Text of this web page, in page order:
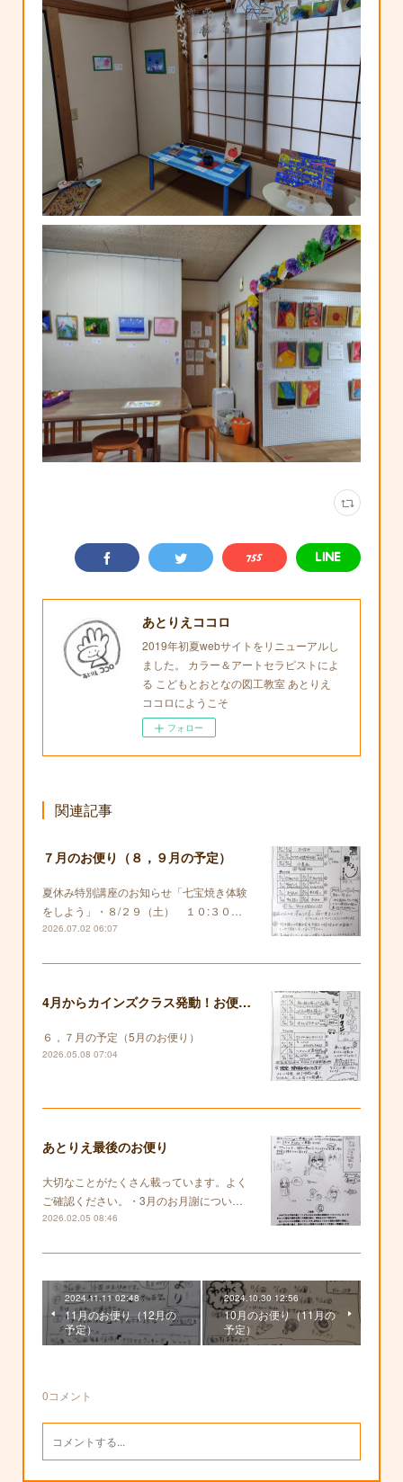
あとりえココロ
2019年初夏webサイトをリニューアルし
ました。 カラー＆アートセラピストによ
る こどもとおとなの図工教室 あとりえ
ココロにようこそ
フォロー
関連記事
７月のお便り（８，９月の予定）
夏休み特別講座のお知らせ「七宝焼き体験
をしよう」・８/２９（土） １０:３０…
2026.07.02 06:07
4月からカインズクラス発動！お便りも復活します！
６，７月の予定（5月のお便り）
2026.05.08 07:04
あとりえ最後のお便り
大切なことがたくさん載っています。よく
ご確認ください。・3月のお月謝につい…
2026.02.05 08:46
2024.11.11 02:48
11月のお便り（12月の
予定）
2024.10.30 12:56
10月のお便り（11月の
予定）
0コメント